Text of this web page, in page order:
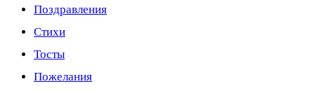
Поздравления
Стихи
Тосты
Пожелания